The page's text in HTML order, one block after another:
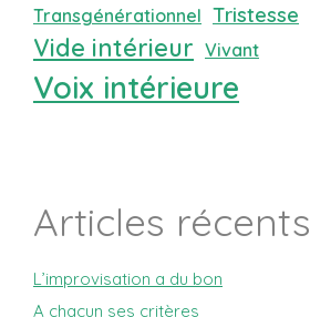
Transgénérationnel Tristesse
Vide intérieur Vivant
Voix intérieure
Articles récents
L’improvisation a du bon
A chacun ses critères